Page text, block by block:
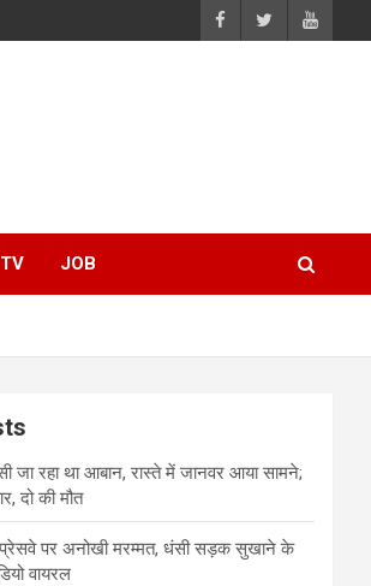
JOB
जा रहा था आबान, रास्ते में जानवर आया सामने;
दो की मौत
पर अनोखी मरम्मत, धंसी सड़क सुखाने के
वायरल